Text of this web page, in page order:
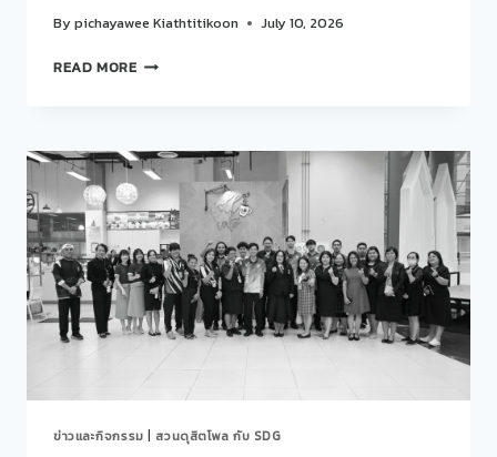
อนาคต
3
โอกาส…
สู่
ความ
สำเร็จ
75
ชั่วโมง
เปลี่ยน
ชีวิต
SUCCESS
Bypichayawee Kiathtitikoon July 10, 2026
READ MOREสวน
ร่วม
กับ
ศูนย์
สนเทศ
แนะแนว
การ
ศึกษา
และ
อาชีพ
กิจกรรม
ๆ…
ข่าวและกิจกรรม สวนดุสิตโพล กับ SDG